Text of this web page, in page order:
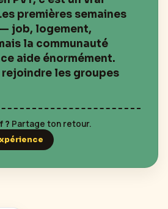
premières semaines
job, logement,
la communauté
aide énormément.
rejoindre les groupes
? Partage ton retour.